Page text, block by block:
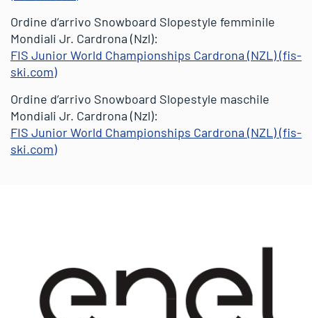
Ordine d’arrivo Snowboard Slopestyle femminile
Mondiali Jr. Cardrona (Nzl):
FIS Junior World Championships Cardrona (NZL) (fis-
ski.com)
Ordine d’arrivo Snowboard Slopestyle maschile
Mondiali Jr. Cardrona (Nzl):
FIS Junior World Championships Cardrona (NZL) (fis-
ski.com)